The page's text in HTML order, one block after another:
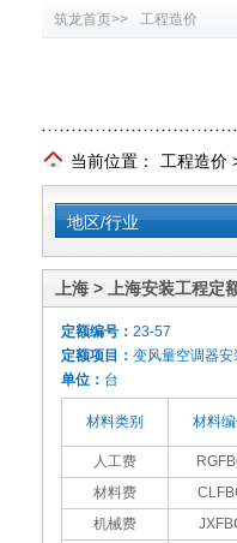
筑龙首页>> 工程造价
当前位置： 工程造价
地区/行业
上海 > 上海安装工程定
定额编号： 23-57
定额项目： 变风量空调器
单位： 台
材料类别 材料
人工费
材料费
机械费